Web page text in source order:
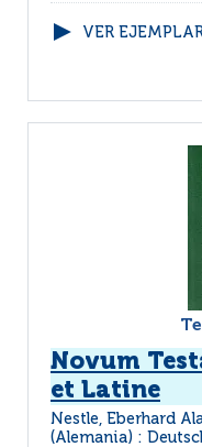
VER
Novum
et Latine
Nestle, Eberhard
(Alemania) :